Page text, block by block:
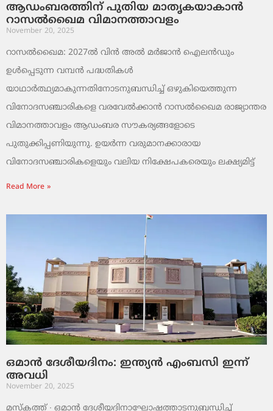
ആഡംബരത്തിന് പുതിയ മാതൃകയാകാൻ
റാസൽഖൈമ വിമാനത്താവളം
November 20, 2025
റാസൽഖൈമ: 2027ൽ വിൻ അൽ മർജാൻ ഐലൻഡും
ഉൾപ്പെടുന്ന വമ്പൻ പദ്ധതികൾ
യാഥാർത്ഥ്യമാകുന്നതിനോടനുബന്ധിച്ച് ഒഴുകിയെത്തുന്ന
വിനോദസഞ്ചാരികളെ വരവേൽക്കാൻ റാസൽഖൈമ രാജ്യാന്തര
വിമാനത്താവളം ആഡംബര സൗകര്യങ്ങളോടെ
പുതുക്കിപ്പണിയുന്നു. ഉയർന്ന വരുമാനക്കാരായ
വിനോദസഞ്ചാരികളെയും വലിയ നിക്ഷേപകരെയും ലക്ഷ്യമിട്ട്
Read More »
ഒമാൻ ദേശീയദിനം: ഇന്ത്യൻ എംബസി ഇന്ന്
അവധി
November 20, 2025
മസ്‌കത്ത് ∙ ഒമാൻ ദേശീയദിനാഘോഷത്താടനുബന്ധിച്ച്